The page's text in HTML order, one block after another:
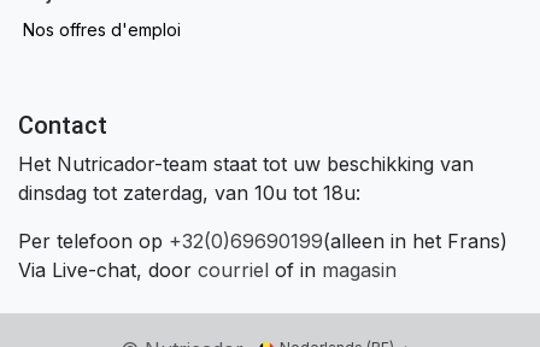
Nos offres d'emploi
Contact
Het Nutricador-team staat tot uw beschikking van
dinsdag tot zaterdag, van 10u tot 18u:
Per telefoon op +32(0)69690199(alleen in het Frans)
Via Live-chat, door courriel of in magasin